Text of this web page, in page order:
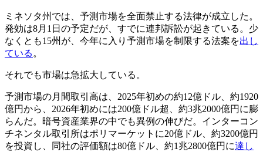
ミネソタ州では、予測市場を全面禁止する法律が成立した。
発効は8月1日の予定だが、すでに連邦訴訟が起きている。少
なくとも15州が、今年に入り予測市場を制限する法案を出し
ている 。
それでも市場は急拡大している。
予測市場の月間取引高は、2025年初めの約12億ドル、約1920
億円から、2026年初めには200億ドル超、約3兆2000億円に膨
らんだ。暗号資産業界の中でも異例の伸びだ。インターコン
チネンタル取引所はポリマーケットに20億ドル、約3200億円
を投資し、同社の評価額は80億ドル、約1兆2800億円に達し